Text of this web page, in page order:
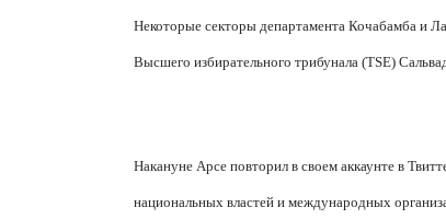
Некоторые секторы департамента Кочабамба и
Высшего избирательного трибунала (TSE)
Накануне Арсе повторил в своем аккаунте в
национальных властей и международных